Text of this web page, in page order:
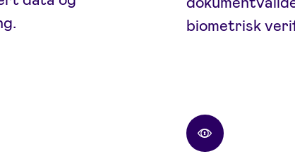
biometrisk